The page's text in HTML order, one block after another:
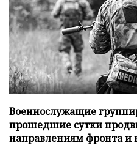
Военнослужащие
прошедшие сутки
направлениям фронта и